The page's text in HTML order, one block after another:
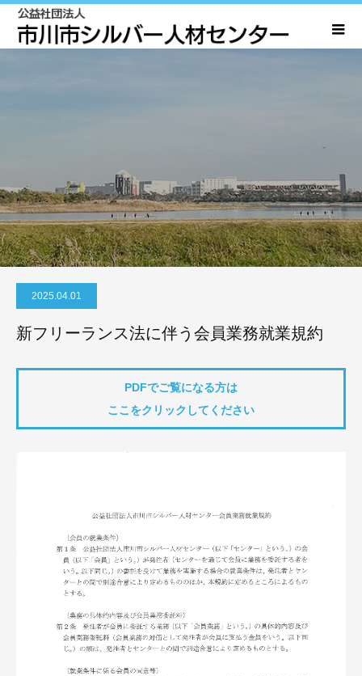
2025.04.01
新フリーランス法に伴う会員業務就業規約
PDFでご覧になる方は
ここをクリックしてください